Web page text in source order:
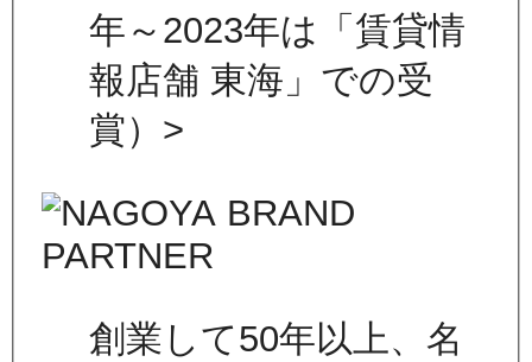
年～2023年は「賃貸情
報店舗 東海」での受
賞）>
創業して50年以上、名